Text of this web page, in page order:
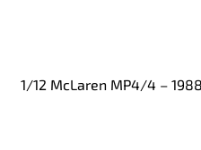
1/12 McLaren MP4/4 –